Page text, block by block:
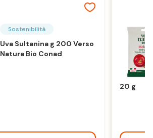
Sostenibilità
Uva Sultanina g 200 Verso
Natura Bio Conad
20 g